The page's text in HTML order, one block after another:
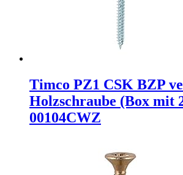
Timco PZ1 CSK BZP
Holzschraube (Box mit
00104CWZ